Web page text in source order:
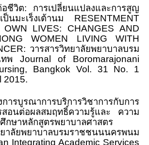
ม
าะห์
อชีวิต: การเปลี่ยนแปลงและการสูญ
ป็นมะเร็งเต้านม RESENTMENT
LIVES: CHANGES AND
WOMEN LIVING WITH
: วารสารวิทยาลัยพยาบาลบรม
ทพ Journal of Boromarajonani
Bangkok Vol . 31 No. 1
2015.
การบูรณาการบริการวิชาการกับการ
สอนต่อผลสมฤทธิ์ความรู้และ ความ
กษาหลักสูตรพยาบาลศาสตร
พยาบาลบรมราชชนนนครพนม
Integrating Academic Services